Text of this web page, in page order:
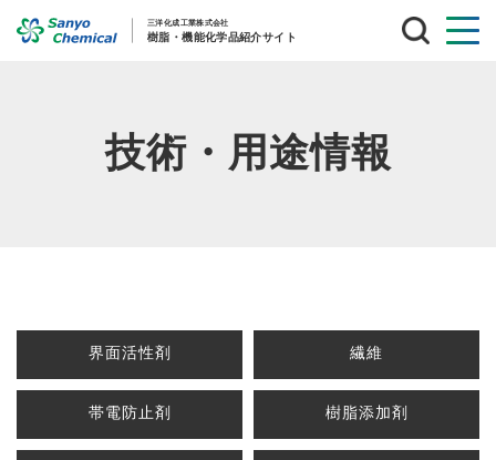
技術・用途情報
界面活性剤 繊維
帯電防止剤 樹脂添加剤